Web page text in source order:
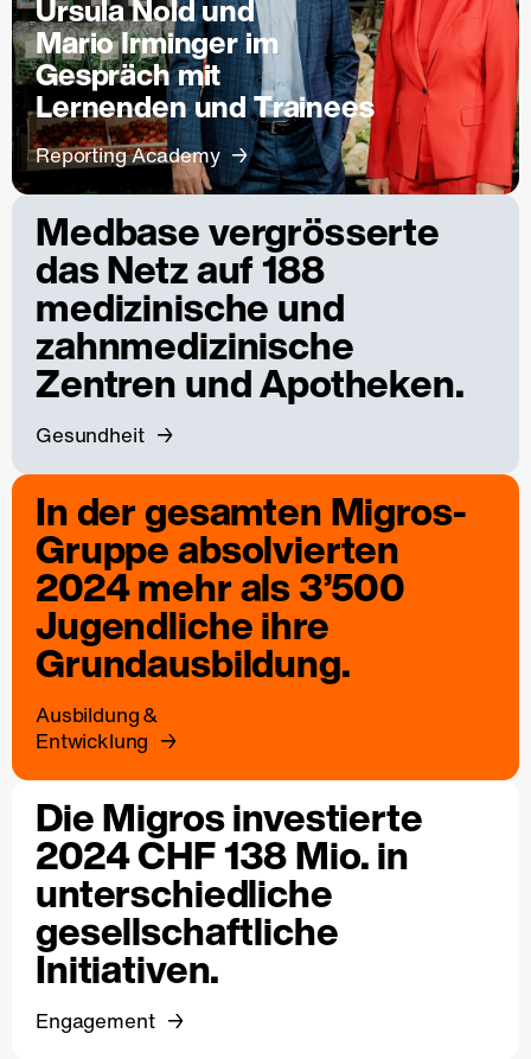
Ursula Nold und
Mario Irminger im
Gespräch mit
Lernenden und Trainees
Reporting Academy
Medbase vergrösserte
das Netz auf 188
medizinische und
zahnmedizinische
Zentren und Apotheken.
Gesundheit
In der gesamten Migros-
Gruppe absolvierten
2024 mehr als 3’500
Jugendliche ihre
Grundausbildung.
Ausbildung &
Entwicklung
Die Migros investierte
2024 CHF 138 Mio. in
unterschiedliche
gesellschaftliche
Initiativen.
Engagement